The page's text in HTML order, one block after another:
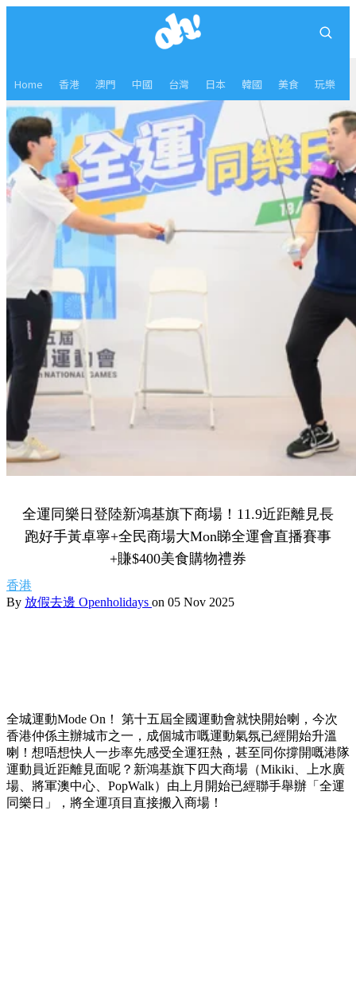
Home 香港 澳門 中國 台灣 日本 韓國 美食 玩樂
全運同樂日登陸新鴻基旗下商場！11.9近距離見長
跑好手黃卓寧+全民商場大Mon睇全運會直播賽事
+賺$400美食購物禮券
香港
By 放假去邊 Openholidays on 05 Nov 2025
全城運動Mode On！ 第十五屆全國運動會就快開始喇，今次
香港仲係主辦城市之一，成個城市嘅運動氣氛已經開始升溫
喇！想唔想快人一步率先感受全運狂熱，甚至同你撐開嘅港隊
運動員近距離見面呢？新鴻基旗下四大商場（Mikiki、上水廣
場、將軍澳中心、PopWalk）由上月開始已經聯手舉辦「全運
同樂日」，將全運項目直接搬入商場！